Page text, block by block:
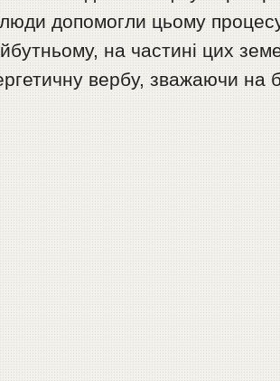
допомогли цьому
на частині цих
вербу, зважаючи на